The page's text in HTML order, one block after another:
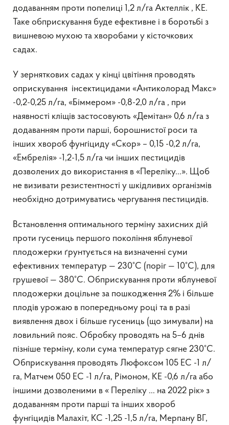
додаванням проти попелиці 1,2 л/га Актеллік , КЕ.
Таке обприскування буде ефективне і в боротьбі з
вишневою мухою та хворобами у кісточкових
садах.
У зерняткових садах у кінці цвітіння проводять
оприскування інсектицидами «Антиколорад Макс»
-0,2-0,25 л/га, «Біммером» -0,8-2,0 л/га , при
наявності кліщів застосовують «Демітан» 0,6 л/га з
додаванням проти парші, борошнистої роси та
інших хвороб фунгіциду «Скор» – 0,15 -0,2 л/га,
«Ембрелія» -1,2-1,5 л/га чи інших пестицидів
дозволених до використання в «Переліку…». Щоб
не визивати резистентності у шкідливих організмів
необхідно дотримуватись чергування пестицидів.
Встановлення оптимального терміну захисних дій
проти гусениць першого покоління яблуневої
плодожерки ґрунтується на визначенні суми
ефективних температур — 230°С (поріг — 10°С), для
грушевої — 380°С. Обприскування проти яблуневої
плодожерки доцільне за пошкодження 2% і більше
плодів урожаю в попередньому році та в разі
виявлення двох і більше гусениць (що зимували) на
ловильний пояс. Обробку проводять на 5–6 днів
пізніше терміну, коли сума температур сягне 230°С.
Обприскування проводять Люфоксом 105 ЕС -1 л/
га, Матчем 050 ЕС -1 л/га, Рімоном, КЕ -0,6 л/га або
іншими дозволеними в « Переліку … на 2022 рік» з
додаванням проти парші та інших хвороб
фунгіцидів Малахіт, КС -1,25 -1,5 л/га, Мерпану ВГ,